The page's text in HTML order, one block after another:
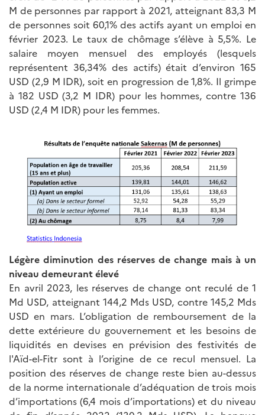
M de personnes par rapport à 2021, atteignant 83,3 M
de personnes soit 60,1% des actifs ayant un emploi en
février 2023. Le taux de chômage s’élève à 5,5%. Le
salaire moyen mensuel des employés (lesquels
représentent 36,34% des actifs) était d’environ 165
USD (2,9 M IDR), soit en progression de 1,8%. Il grimpe
à 182 USD (3,2 M IDR) pour les hommes, contre 136
USD (2,4 M IDR) pour les femmes.
Légère diminution des réserves de change mais à un
niveau demeurant élevé
En avril 2023, les réserves de change ont reculé de 1
Md USD, atteignant 144,2 Mds USD, contre 145,2 Mds
USD en mars. L’obligation de remboursement de la
dette extérieure du gouvernement et les besoins de
liquidités en devises en prévision des festivités de
l'Aïd-el-Fitr sont à l’origine de ce recul mensuel. La
position des réserves de change reste bien au-dessus
de la norme internationale d’adéquation de trois mois
d’importations (6,4 mois d’importations) et du niveau